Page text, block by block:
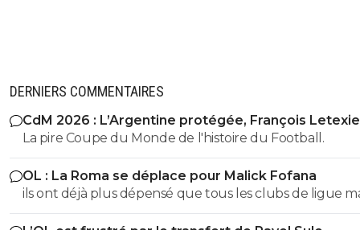
DERNIERS COMMENTAIRES
CdM 2026 : L’Argentine protégée, François
pris cher
La pire Coupe du Monde de l'histoire du Football.
OL : La Roma se déplace pour Malick Fofana
ils ont déjà plus dépensé que tous les clubs de ligue
réunis hors quatar.. ils veulent juste profitez au